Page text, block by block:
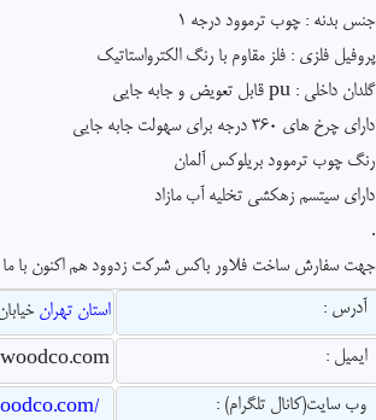
جنس بدنه : چوب ترموود درجه 1
پروفیل فلزی : فلز مقاوم با رنگ الکترواستاتیک
گلدان داخلی : pu قابل تعویض و جابه جایی
دارای چرخ های 360 درجه برای سهولت جابه جایی
رنگ چوب ترموود بریلوکس آلمان
دارای سیتسم زهکشی تخلیه آب مازاد
.
جهت سفارش ساخت فلاور باکس شرکت زدوود هم اکنون با
استان تهران آدرس :
ایمیل :
وب سایت(کانال تلگرام) :